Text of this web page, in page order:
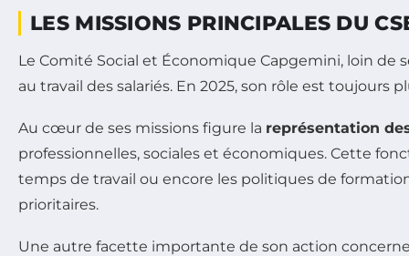
LES MISSIONS PRINCIPALES DU
Le Comité Social et Économique Capgemini, loin
au travail des salariés. En 2025, son rôle est
Au cœur de ses missions figure la représentation
professionnelles, sociales et économiques. Cette
temps de travail ou encore les politiques de
prioritaires.
Une autre facette importante de son action